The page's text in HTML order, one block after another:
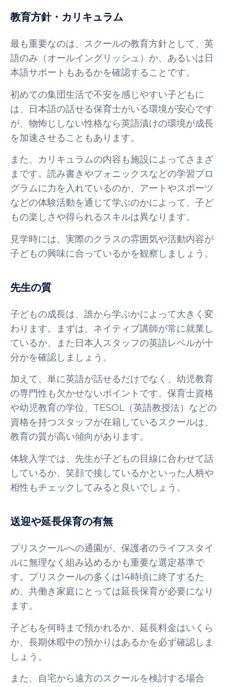
教育方針・カリキュラム
最も重要なのは、スクールの教育方針として、英
語のみ（オールイングリッシュ）か、あるいは日
本語サポートもあるかを確認することです。
初めての集団生活で不安を感じやすい子どもに
は、日本語の話せる保育士がいる環境が安心です
が、物怖じしない性格なら英語漬けの環境が成長
を加速させることもあります。
また、カリキュラムの内容も施設によってさまざ
まです。読み書きやフォニックスなどの学習プロ
グラムに力を入れているのか、アートやスポーツ
などの体験活動を通じて学ぶのかによって、子ど
もの楽しさや得られるスキルは異なります。
見学時には、実際のクラスの雰囲気や活動内容が
子どもの興味に合っているかを観察しましょう。
先生の質
子どもの成長は、誰から学ぶかによって大きく変
わります。まずは、ネイティブ講師が常に就業し
ているか、また日本人スタッフの英語レベルが十
分かを確認しましょう。
加えて、単に英語が話せるだけでなく、幼児教育
の専門性も欠かせないポイントです。保育士資格
や幼児教育の学位、TESOL（英語教授法）などの
資格を持つスタッフが在籍しているスクールは、
教育の質が高い傾向があります。
体験入学では、先生が子どもの目線に合わせて話
しているか、笑顔で接しているかといった人柄や
相性もチェックしてみると良いでしょう。
送迎や延長保育の有無
プリスクールへの通園が、保護者のライフスタイ
ルに無理なく組み込めるかも重要な選定基準で
す。プリスクールの多くは14時頃に終了するた
め、共働き家庭にとっては延長保育が必要になり
ます。
子どもを何時まで預かれるか、延長料金はいくら
か、長期休暇中の預かりはあるかを必ず確認しま
しょう。
また、自宅から遠方のスクールを検討する場合